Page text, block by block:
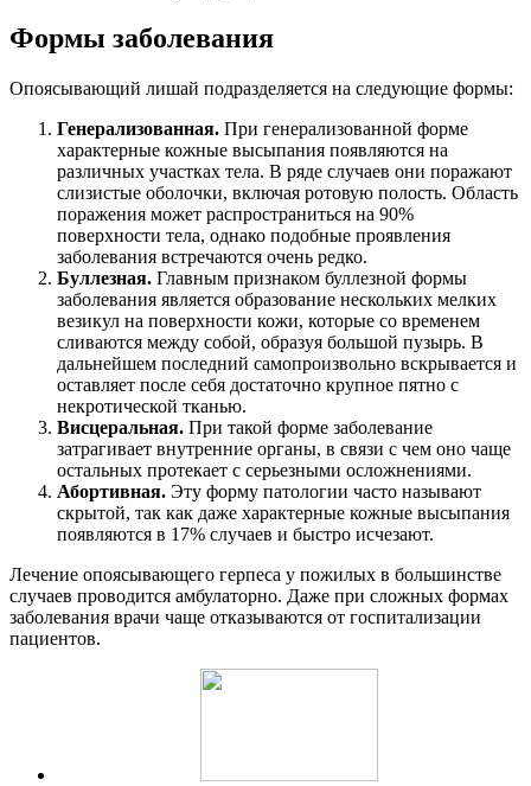
Формы заболевания
Опоясывающий лишай подразделяется на следующие формы:
Генерализованная. При генерализованной форме
характерные кожные высыпания появляются на
различных участках тела. В ряде случаев они поражают
слизистые оболочки, включая ротовую полость. Область
поражения может распространиться на 90%
поверхности тела, однако подобные проявления
заболевания встречаются очень редко.
Буллезная. Главным признаком буллезной формы
заболевания является образование нескольких мелких
везикул на поверхности кожи, которые со временем
сливаются между собой, образуя большой пузырь. В
дальнейшем последний самопроизвольно вскрывается и
оставляет после себя достаточно крупное пятно с
некротической тканью.
Висцеральная. При такой форме заболевание
затрагивает внутренние органы, в связи с чем оно чаще
остальных протекает с серьезными осложнениями.
Абортивная. Эту форму патологии часто называют
скрытой, так как даже характерные кожные высыпания
появляются в 17% случаев и быстро исчезают.
Лечение опоясывающего герпеса у пожилых в большинстве
случаев проводится амбулаторно. Даже при сложных формах
заболевания врачи чаще отказываются от госпитализации
пациентов.